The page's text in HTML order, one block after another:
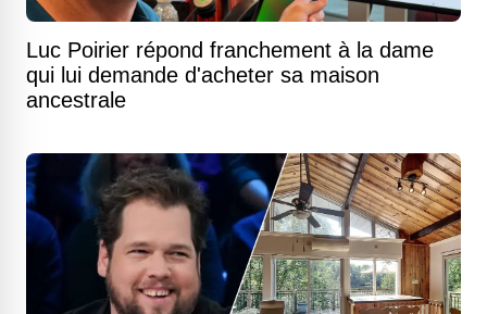
Luc Poirier répond franchement à la dame
qui lui demande d'acheter sa maison
ancestrale